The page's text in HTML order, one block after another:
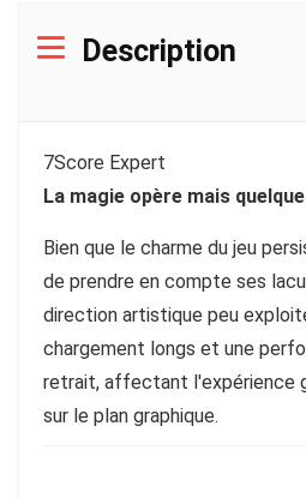
Description
7Score Expert
La magie opère mais
Bien que le charme du jeu
de prendre en compte ses
direction artistique peu
chargement longs et une
retrait, affectant l'expérience
sur le plan graphique.